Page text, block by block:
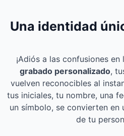
Una identidad
¡Adiós a las confusiones
grabado personalizado,
vuelven reconocibles al
tus iniciales, tu nombre, una
un símbolo, se convierten en
de tu